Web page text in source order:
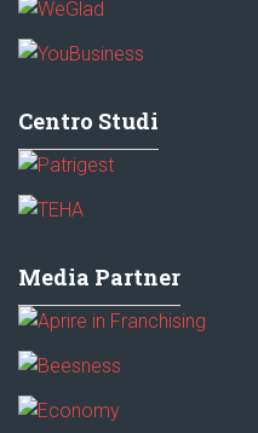
Centro Studi
Media Partner